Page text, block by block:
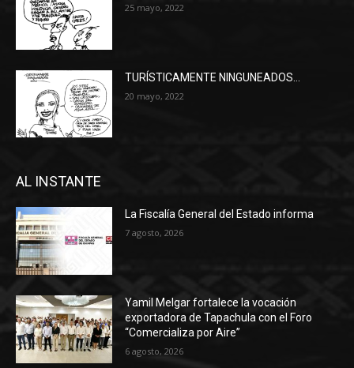
25 mayo, 2022
TURÍSTICAMENTE NINGUNEADOS…
20 mayo, 2022
AL INSTANTE
La Fiscalía General del Estado informa
7 agosto, 2026
Yamil Melgar fortalece la vocación
exportadora de Tapachula con el Foro
“Comercializa por Aire”
6 agosto, 2026